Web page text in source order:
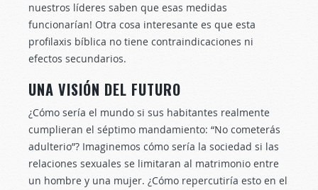
nuestros líderes saben que esas medidas
funcionarían! Otra cosa interesante es que esta
profilaxis bíblica no tiene contraindicaciones ni
efectos secundarios.
UNA VISIÓN DEL FUTURO
¿Cómo sería el mundo si sus habitantes realmente
cumplieran el séptimo mandamiento: “No cometerás
adulterio”? Imaginemos cómo sería la sociedad si las
relaciones sexuales se limitaran al matrimonio entre
un hombre y una mujer. ¿Cómo repercutiría esto en el